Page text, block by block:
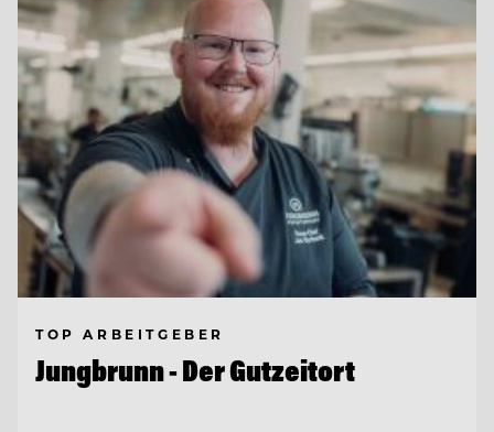
TOP ARBEITGEBER
Jungbrunn - Der Gutzeitort